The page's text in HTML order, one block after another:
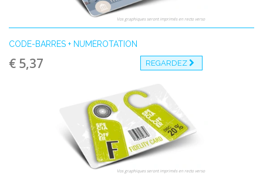
Vos graphiques seront imprimés en recto verso
CODE-BARRES + NUMÉROTATION
€ 5,37 REGARDEZ
Vos graphiques seront imprimés en recto verso